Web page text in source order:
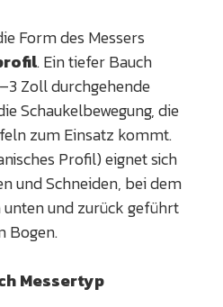
Form des Messers
. Ein tiefer Bauch
Zoll durchgehende
Schaukelbewegung, die
zum Einsatz kommt.
Profil) eignet sich
und Schneiden, bei dem
unten und zurück geführt
Bogen.
Messertyp